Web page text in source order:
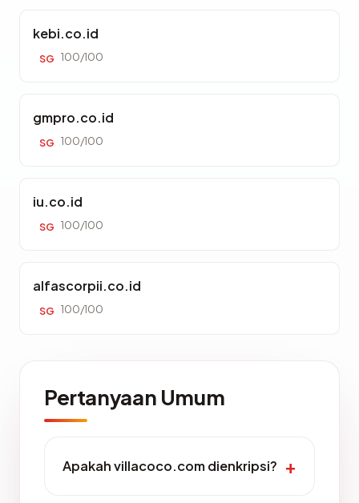
kebi.co.id
SG 100/100
gmpro.co.id
SG 100/100
iu.co.id
SG 100/100
alfascorpii.co.id
SG 100/100
Pertanyaan Umum
Apakah villacoco.com dienkripsi?